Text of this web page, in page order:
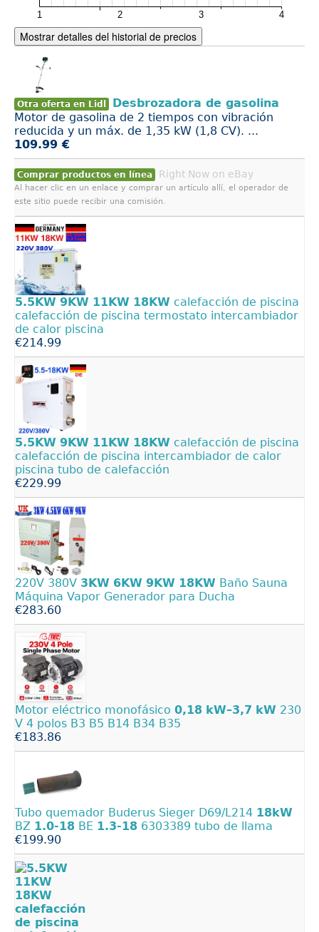
Mostrar detalles del historial de precios
Otra oferta en Lidl
Desbrozadora de gasolina
Motor de gasolina de 2 tiempos con vibración
reducida y un máx. de 1,35 kW (1,8 CV). ...
109.99 €
Comprar productos en línea Right Now on eBay
Al hacer clic en un enlace y comprar un artículo allí, el operador de
este sitio puede recibir una comisión.
5.5KW 9KW 11KW 18KW calefacción de piscina
calefacción de piscina termostato intercambiador
de calor piscina
€214.99
5.5KW 9KW 11KW 18KW calefacción de piscina
calefacción de piscina intercambiador de calor
piscina tubo de calefacción
€229.99
220V 380V 3KW 6KW 9KW 18KW Baño Sauna
Máquina Vapor Generador para Ducha
€283.60
Motor eléctrico monofásico 0,18 kW–3,7 kW 230
V 4 polos B3 B5 B14 B34 B35
€183.86
Tubo quemador Buderus Sieger D69/L214 18kW
BZ 1.0-18 BE 1.3-18 6303389 tubo de llama
€199.90